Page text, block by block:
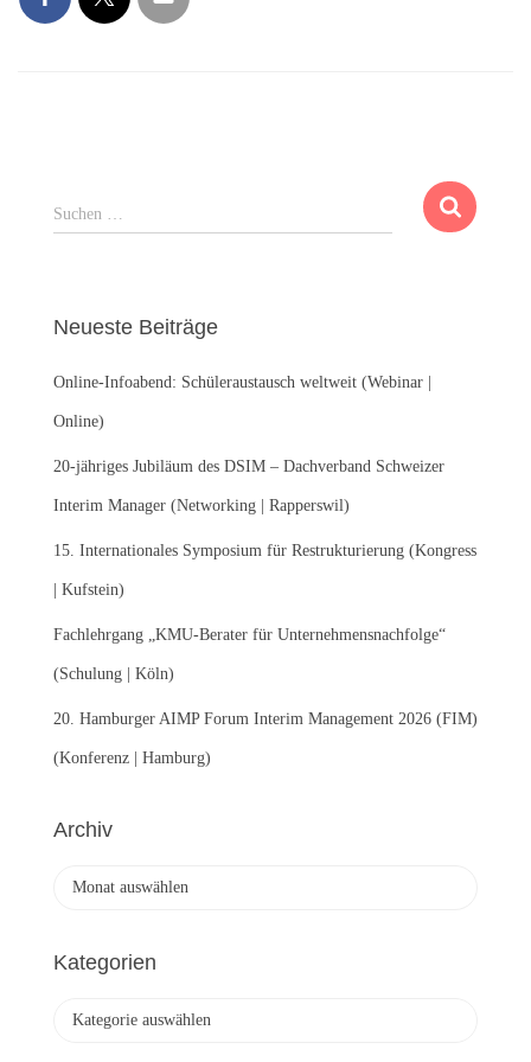
S
u
n
a
c
:
Suchen …
Neueste Beiträge
Online-Infoabend: Schüleraustausch weltweit (Webinar |
Online)
20-jähriges Jubiläum des DSIM – Dachverband Schweizer
Interim Manager (Networking | Rapperswil)
15. Internationales Symposium für Restrukturierung (Kongress
| Kufstein)
Fachlehrgang „KMU-Berater für Unternehmensnachfolge“
(Schulung | Köln)
20. Hamburger AIMP Forum Interim Management 2026 (FIM)
(Konferenz | Hamburg)
Archiv
h
Kategorien